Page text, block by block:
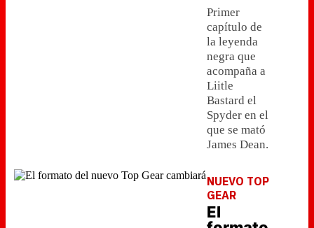
Primer
capítulo de
la leyenda
negra que
acompaña a
Liitle
Bastard el
Spyder en el
que se mató
James Dean.
NUEVO TOP
GEAR
El